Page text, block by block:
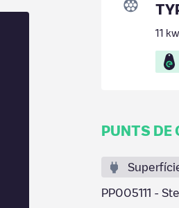
11 kw
PUNTS DE
PP005111 -